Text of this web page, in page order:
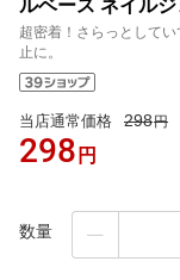
ルベース ネイル
超密着！さらっとして
止に。
当店通常価格 298円
298 円
数量